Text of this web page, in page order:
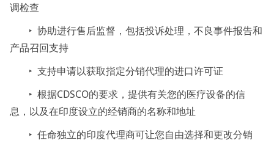
调检查
‣ 协助进行售后监督，包括投诉处理，不良事件报告和
产品召回支持
‣ 支持申请以获取指定分销代理的进口许可证
‣ 根据CDSCO的要求，提供有关您的医疗设备的信
息，以及在印度设立的经销商的名称和地址
‣ 任命独立的印度代理商可让您自由选择和更改分销